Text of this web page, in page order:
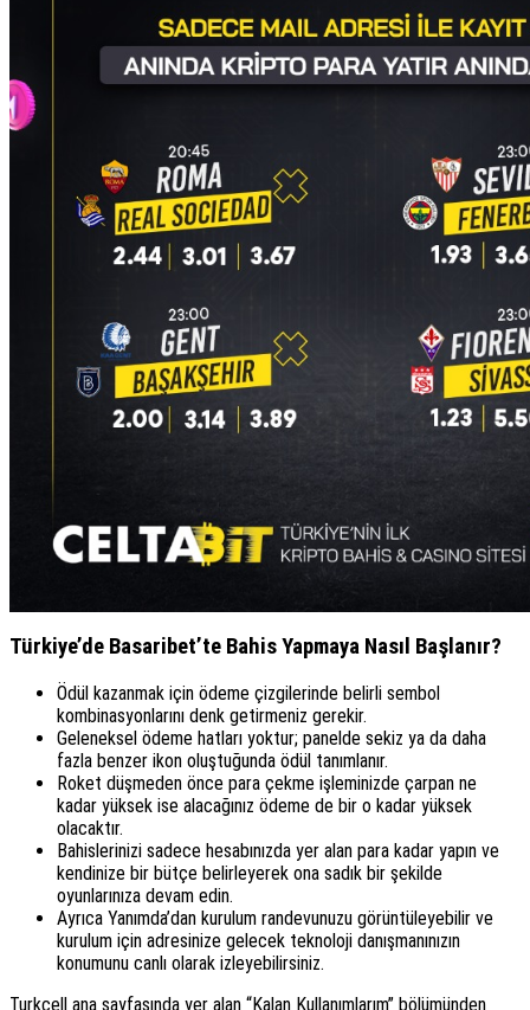
Türkiye’de Basaribet’te Bahis Yapmaya Nasıl Başlanır?
Ödül kazanmak için ödeme çizgilerinde belirli sembol
kombinasyonlarını denk getirmeniz gerekir.
Geleneksel ödeme hatları yoktur; panelde sekiz ya da daha
fazla benzer ikon oluştuğunda ödül tanımlanır.
Roket düşmeden önce para çekme işleminizde çarpan ne
kadar yüksek ise alacağınız ödeme de bir o kadar yüksek
olacaktır.
Bahislerinizi sadece hesabınızda yer alan para kadar yapın ve
kendinize bir bütçe belirleyerek ona sadık bir şekilde
oyunlarınıza devam edin.
Ayrıca Yanımda’dan kurulum randevunuzu görüntüleyebilir ve
kurulum için adresinize gelecek teknoloji danışmanınızın
konumunu canlı olarak izleyebilirsiniz.
Turkcell ana sayfasında yer alan “Kalan Kullanımlarım” bölümünden